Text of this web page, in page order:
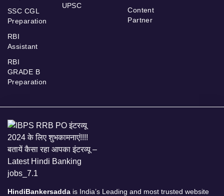
SSC CGL
Preparation
RBI
Assistant
RBI
GRADE B
Preparation
UPSC
Content
Partner
HindiBankersadda is India’s Leading and most trusted website